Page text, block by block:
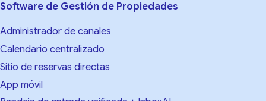
Software de Gestión de Propiedades
Administrador de canales
Calendario centralizado
Sitio de reservas directas
App móvil